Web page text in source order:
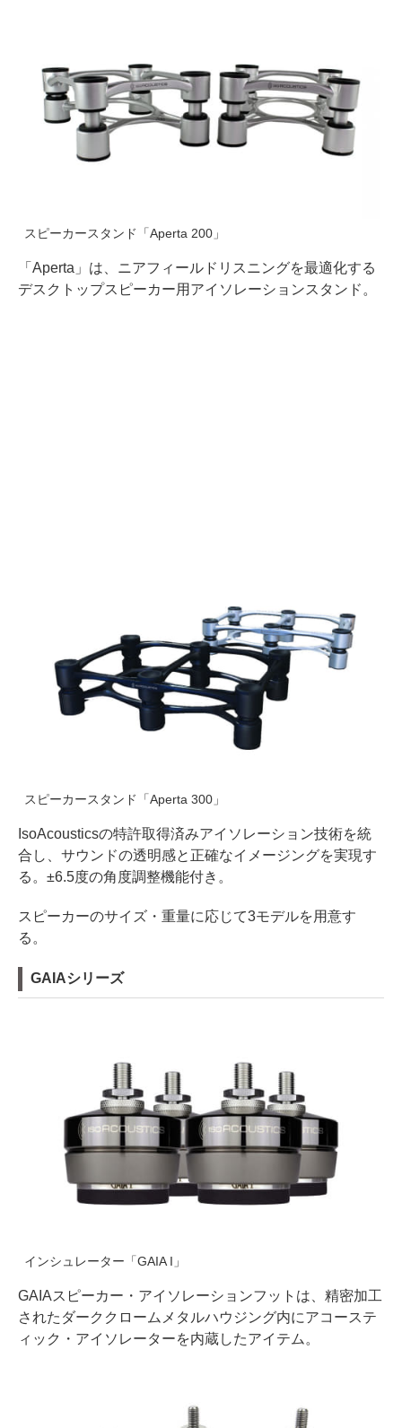
スピーカースタンド「Aperta 200」
「Aperta」は、ニアフィールドリスニングを最適化する
デスクトップスピーカー用アイソレーションスタンド。
スピーカースタンド「Aperta 300」
IsoAcousticsの特許取得済みアイソレーション技術を統
合し、サウンドの透明感と正確なイメージングを実現す
る。±6.5度の角度調整機能付き。
スピーカーのサイズ・重量に応じて3モデルを用意す
る。
GAIAシリーズ
インシュレーター「GAIA I」
GAIAスピーカー・アイソレーションフットは、精密加工
されたダーククロームメタルハウジング内にアコーステ
ィック・アイソレーターを内蔵したアイテム。